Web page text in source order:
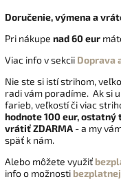
Doručenie, výmena a
Pri nákupe nad 60 eur
Viac info v sekcii Doprava
Nie ste si istí strihom,
radi vám poradíme. Ak si
farieb, veľkostí či viac
hodnote 100 eur, ostatný
vrátiťZDARMA - a my
späť k nám.
Alebo môžete využiť
info o možnosti